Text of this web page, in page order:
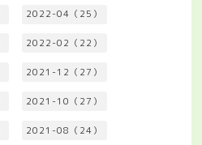
2022-04（25）
2022-02（22）
2021-12（27）
2021-10（27）
2021-08（24）